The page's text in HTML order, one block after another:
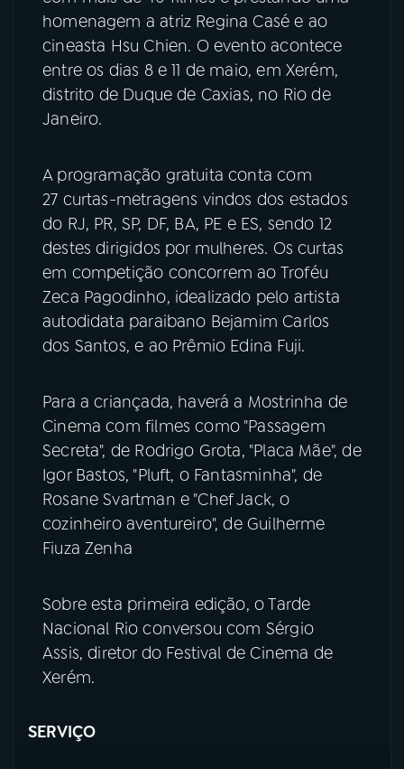
Facebook
Instagram X
TikTok
homenagem a atriz Regina Casé e ao
cineasta Hsu Chien. O evento acontece
entre os dias 8 e 11 de maio, em Xerém,
distrito de Duque de Caxias, no Rio de
Janeiro.
A programação gratuita conta com
27 curtas-metragens vindos dos estados
do RJ, PR, SP, DF, BA, PE e ES, sendo 12
destes dirigidos por mulheres. Os curtas
em competição concorrem ao Troféu
Zeca Pagodinho, idealizado pelo artista
autodidata paraibano Bejamim Carlos
dos Santos, e ao Prêmio Edina Fuji.
Para a criançada, haverá a Mostrinha de
Cinema com filmes como "Passagem
Secreta", de Rodrigo Grota, "Placa Mãe", de
Igor Bastos, "Pluft, o Fantasminha", de
Rosane Svartman e "Chef Jack, o
cozinheiro aventureiro", de Guilherme
Fiuza Zenha
Sobre esta primeira edição, o Tarde
Nacional Rio conversou com Sérgio
Assis, diretor do Festival de Cinema de
Xerém.
SERVIÇO